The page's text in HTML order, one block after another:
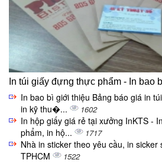
In túi giấy đựng thực phẩm - In bao
In bao bì giới thiệu Bảng báo giá in
in kỹ thu�...
1602
In hộp giấy giá rẻ tại xưởng InKTS -
phẩm, in hộ...
1717
Nhà in sticker theo yêu cầu, in
TPHCM
1522